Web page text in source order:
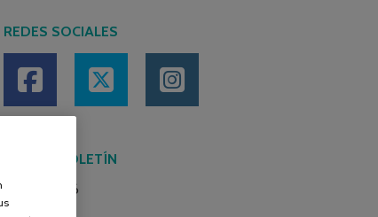
REDES SOCIALES
ÚLTIMO BOLETÍN
Junio 2026